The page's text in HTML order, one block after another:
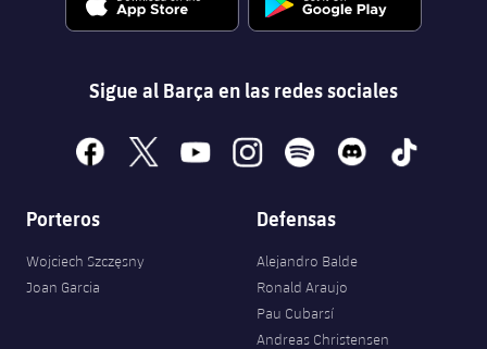
Sigue al Barça en las redes sociales
facebook
x youtubeinstagramspotify discord tiktok
Porteros
Wojciech Szczęsny
Joan Garcia
Defensas
Alejandro Balde
Ronald Araujo
Pau Cubarsí
Andreas Christensen